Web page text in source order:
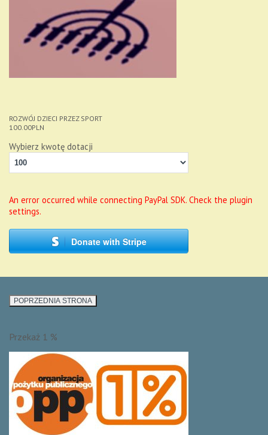
ROZWÓJ DZIECI PRZEZ SPORT
100.00PLN
Wybierz kwotę dotacji
An error occurred while connecting PayPal SDK. Check the plugin
settings.
Donate with Stripe
Przekaż 1 %